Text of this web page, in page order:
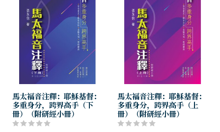
馬太福音注釋：耶穌基督：
多重身分，跨界高手（下
冊）（附研經小冊）
馬太福音注釋：耶穌基督：
多重身分，跨界高手（上
冊）（附研經小冊）